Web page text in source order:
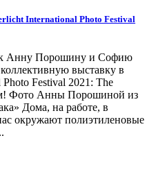
International Photo Festival
Анну Порошину и Софию
выставку в
Festival 2021: The
Фото Анны Порошиной из
Дома, на работе, в
окружают полиэтиленовые